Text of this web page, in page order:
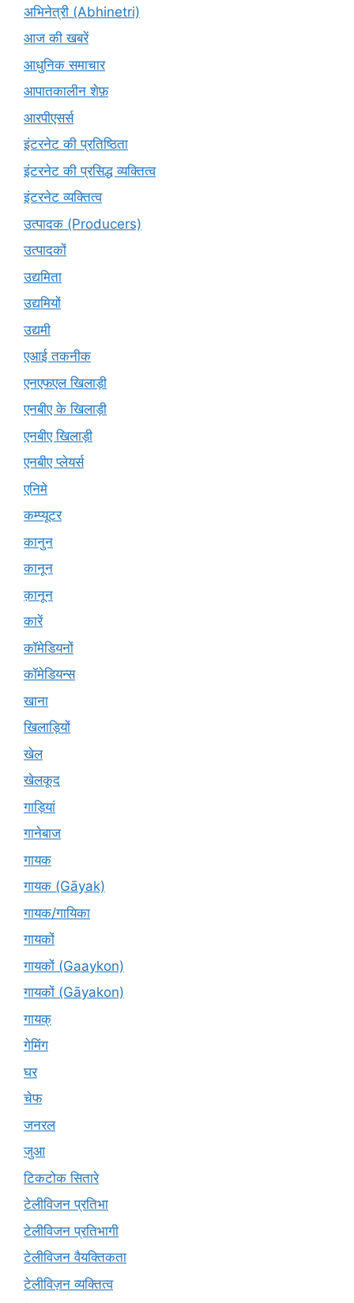
अभिनेत्री (Abhinetri)
आज की खबरें
आधुनिक समाचार
आपातकालीन शेफ़
आरपीएसर्स
इंटरनेट की प्रतिष्ठिता
इंटरनेट की प्रसिद्ध व्यक्तित्व
इंटरनेट व्यक्तित्व
उत्पादक (Producers)
उत्पादकों
उद्यमिता
उद्यमियों
उद्यमी
एआई तकनीक
एनएफएल खिलाड़ी
एनबीए के खिलाड़ी
एनबीए खिलाड़ी
एनबीए प्लेयर्स
एनिमे
कम्प्यूटर
कानुन
कानून
क़ानून
कारें
कॉमेडियनों
कॉमेडियन्स
खाना
खिलाड़ियों
खेल
खेलकूद
गाड़ियां
गानेबाज
गायक
गायक (Gāyak)
गायक/गायिका
गायकों
गायकों (Gaaykon)
गायकों (Gāyakon)
गायक्
गेमिंग
घर
चेफ
जनरल
जुआ
टिकटोक सितारे
टेलीविजन प्रतिभा
टेलीविजन प्रतिभागी
टेलीविजन वैयक्तिकता
टेलीविज़न व्यक्तित्व